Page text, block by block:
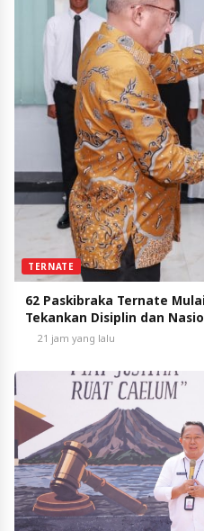
TERNATE
62 Paskibraka Ternate
Tekankan Disiplin dan
21 jam yang lalu